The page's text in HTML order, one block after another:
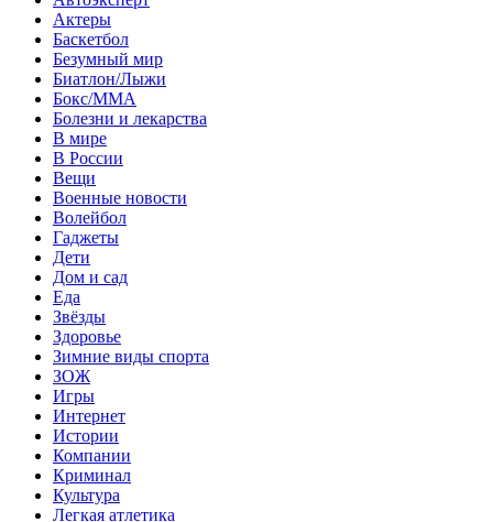
Актеры
Баскетбол
Безумный мир
Биатлон/Лыжи
Бокс/MMA
Болезни и лекарства
В мире
В России
Вещи
Военные новости
Волейбол
Гаджеты
Дети
Дом и сад
Еда
Звёзды
Здоровье
Зимние виды спорта
ЗОЖ
Игры
Интернет
Истории
Компании
Криминал
Культура
Легкая атлетика